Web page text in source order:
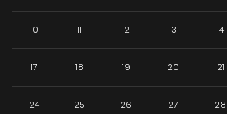
10 11 12 13 14
17 18 19 20 21
24 25 26 27 28